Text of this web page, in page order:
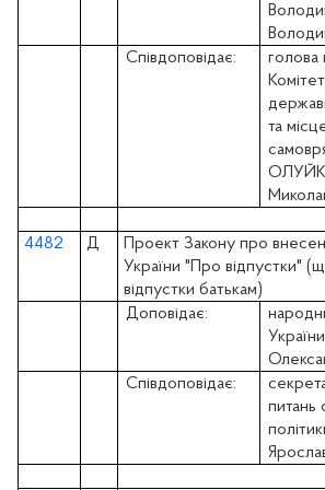
Співдоповідає:
голова
та
4482 Д
Проект Закону про
України "Про відпустки"
відпустки батькам)
Доповідає:
Співдоповідає:
питань